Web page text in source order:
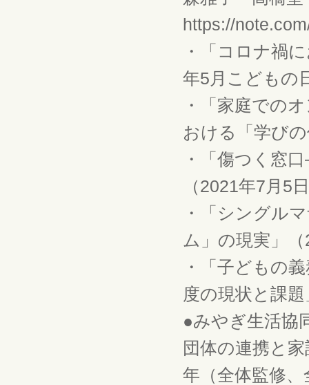
https://
・「コロナ禍
年5月こどもの
・「家庭での
おける「学び
・「傷つく窓
（2021年7月5
・「シングル
ム」の現実」
・「子どもの
度の現状と課
●みやぎ生活協
団体の連携と
年（全体監修、